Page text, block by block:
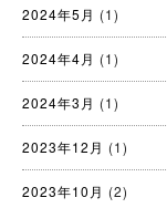
2024年5月 (1)
2024年4月 (1)
2024年3月 (1)
2023年12月 (1)
2023年10月 (2)